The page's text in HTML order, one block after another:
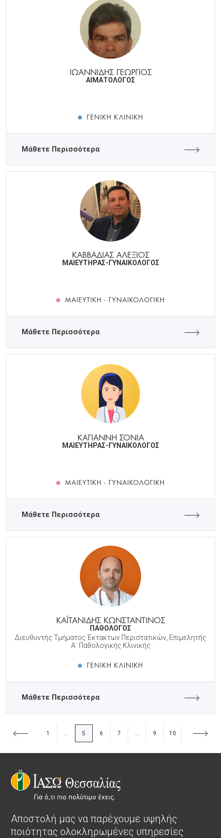
ΙΩΑΝΝΙΔΗΣ ΓΕΩΡΓΙΟΣ
ΑΙΜΑΤΟΛΟΓΟΣ
ΓΕΝΙΚΉ ΚΛΙΝΙΚΉ
Μάθετε Περισσότερα
ΚΑΒΒΑΔΙΑΣ ΑΛΕΞΙΟΣ
ΜΑΙΕΥΤΗΡΑΣ-ΓΥΝΑΙΚΟΛΟΓΟΣ
ΜΑΙΕΥΤΙΚΉ - ΓΥΝΑΙΚΟΛΟΓΙΚΉ
Μάθετε Περισσότερα
ΚΑΓΙΑΝΝΗ ΣΟΝΙΑ
ΜΑΙΕΥΤΗΡΑΣ-ΓΥΝΑΙΚΟΛΟΓΟΣ
ΜΑΙΕΥΤΙΚΉ - ΓΥΝΑΙΚΟΛΟΓΙΚΉ
Μάθετε Περισσότερα
ΚΑΪΤΑΝΙΔΗΣ ΚΩΝΣΤΑΝΤΙΝΟΣ
ΠΑΘΟΛΟΓΟΣ
Διευθυντής Τμήματος Έκτακτων Περιστατικών, Επιμελητής
Α΄ Παθολογικής Κλινικής
ΓΕΝΙΚΉ ΚΛΙΝΙΚΉ
Μάθετε Περισσότερα
1 ... 5 6 7 ... 9 10
Αποστολή μας να παρέχουμε υψηλής
ποιότητας ολοκληρωμένες υπηρεσίες